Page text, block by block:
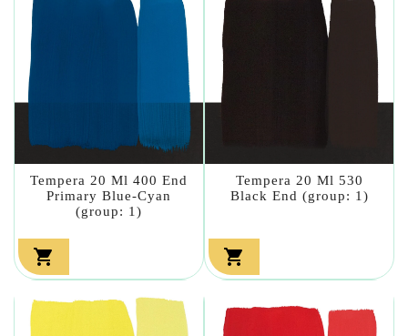
Tempera 20 Ml 400 End
Primary Blue-Cyan
(group: 1)

Tempera 20 Ml 530
Black End (group: 1)
